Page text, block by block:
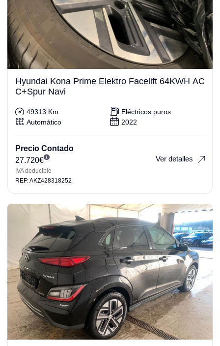
Hyundai Kona Prime Elektro Facelift 64KWH AC
C+Spur Navi
49313 Km
Eléctricos puros
Automático
2022
Precio Contado
27.720€
IVA deducible
Ver detalles
REF: AKZ428318252